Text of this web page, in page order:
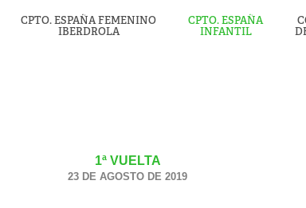
CPTO. ESPAÑA FEMENINO
IBERDROLA
CPTO. ESPAÑA
INFANTIL
1ª VUELTA
23 DE AGOSTO DE 2019